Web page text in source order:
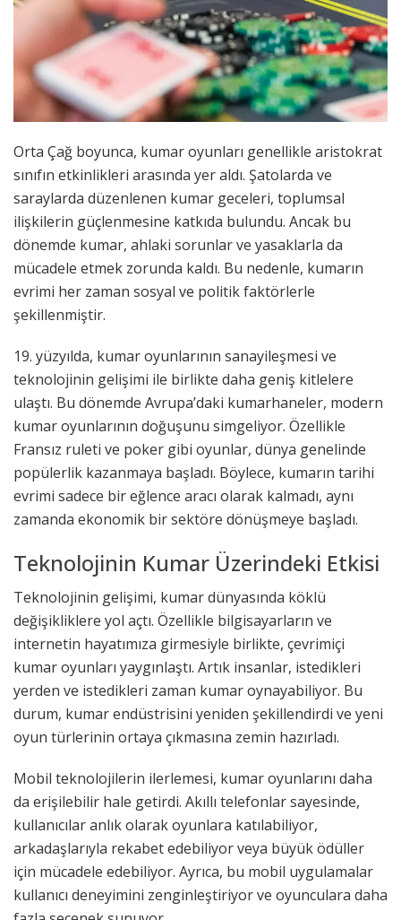
Orta Çağ boyunca, kumar oyunları genellikle aristokrat
sınıfın etkinlikleri arasında yer aldı. Şatolarda ve
saraylarda düzenlenen kumar geceleri, toplumsal
ilişkilerin güçlenmesine katkıda bulundu. Ancak bu
dönemde kumar, ahlaki sorunlar ve yasaklarla da
mücadele etmek zorunda kaldı. Bu nedenle, kumarın
evrimi her zaman sosyal ve politik faktörlerle
şekillenmiştir.
19. yüzyılda, kumar oyunlarının sanayileşmesi ve
teknolojinin gelişimi ile birlikte daha geniş kitlelere
ulaştı. Bu dönemde Avrupa’daki kumarhaneler, modern
kumar oyunlarının doğuşunu simgeliyor. Özellikle
Fransız ruleti ve poker gibi oyunlar, dünya genelinde
popülerlik kazanmaya başladı. Böylece, kumarın tarihi
evrimi sadece bir eğlence aracı olarak kalmadı, aynı
zamanda ekonomik bir sektöre dönüşmeye başladı.
Teknolojinin Kumar Üzerindeki Etkisi
Teknolojinin gelişimi, kumar dünyasında köklü
değişikliklere yol açtı. Özellikle bilgisayarların ve
internetin hayatımıza girmesiyle birlikte, çevrimiçi
kumar oyunları yaygınlaştı. Artık insanlar, istedikleri
yerden ve istedikleri zaman kumar oynayabiliyor. Bu
durum, kumar endüstrisini yeniden şekillendirdi ve yeni
oyun türlerinin ortaya çıkmasına zemin hazırladı.
Mobil teknolojilerin ilerlemesi, kumar oyunlarını daha
da erişilebilir hale getirdi. Akıllı telefonlar sayesinde,
kullanıcılar anlık olarak oyunlara katılabiliyor,
arkadaşlarıyla rekabet edebiliyor veya büyük ödüller
için mücadele edebiliyor. Ayrıca, bu mobil uygulamalar
kullanıcı deneyimini zenginleştiriyor ve oyunculara daha